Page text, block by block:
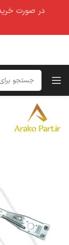
در صورت خرید